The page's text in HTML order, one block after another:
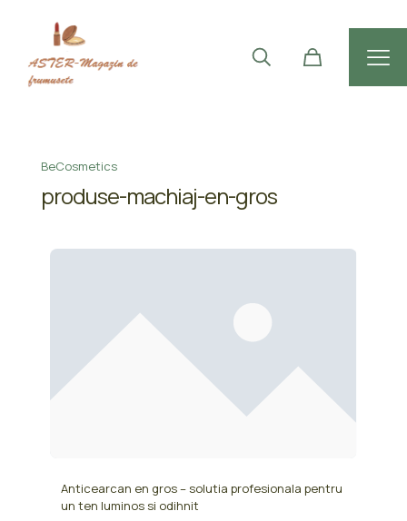
BeCosmetics
produse-machiaj-en-gros
Anticearcan en gros – solutia profesionala pentru
un ten luminos si odihnit